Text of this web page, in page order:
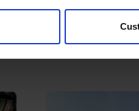
accesorios para